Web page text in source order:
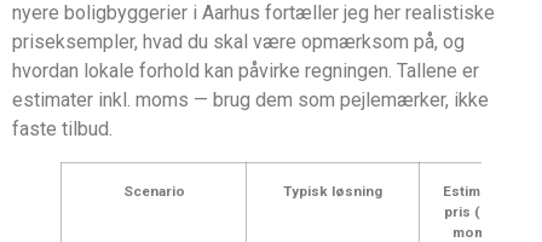
nyere boligbyggerier i Aarhus fortæller jeg her realistiske
priseksempler, hvad du skal være opmærksom på, og
hvordan lokale forhold kan påvirke regningen. Tallene er
estimater inkl. moms — brug dem som pejlemærker, ikke
faste tilbud.
Scenario Typisk løsning
Estimeret
pris (inkl.
moms)